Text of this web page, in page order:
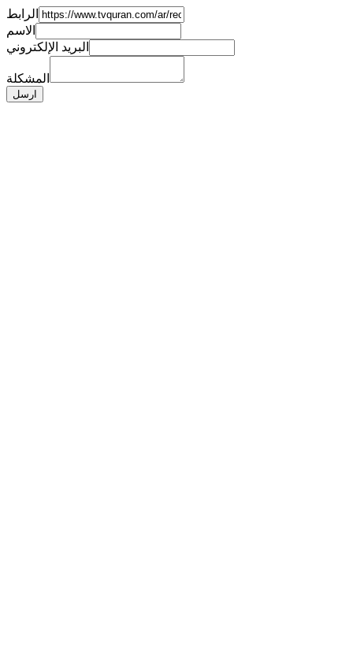
الرابط
الاسم
البريد الإلكتروني
المشكلة
ارسل